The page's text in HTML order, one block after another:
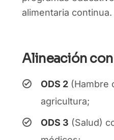
alimentaria continua.
Alineación
ODS 2 (Hambre
agricultura;
ODS 3 (Salud)